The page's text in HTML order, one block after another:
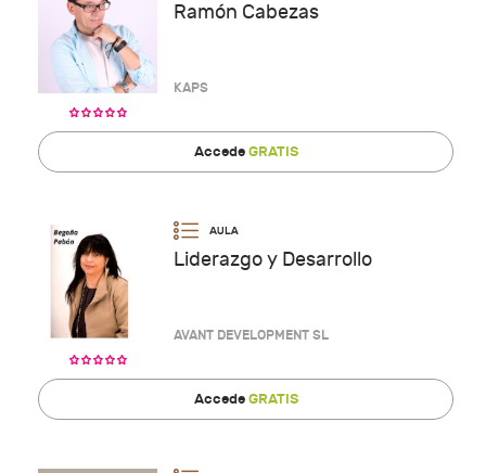
Ramón Cabezas
KAPS
AccedeGRATIS
Liderazgo y Desarrollo
AVANT DEVELOPMENT SL
AccedeGRATIS